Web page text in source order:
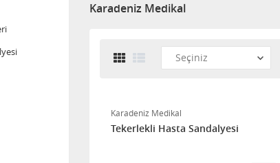
Destek
Karadeniz Medikal
Karadeniz Medikal
Tekerlekli Hasta Sandalyesi